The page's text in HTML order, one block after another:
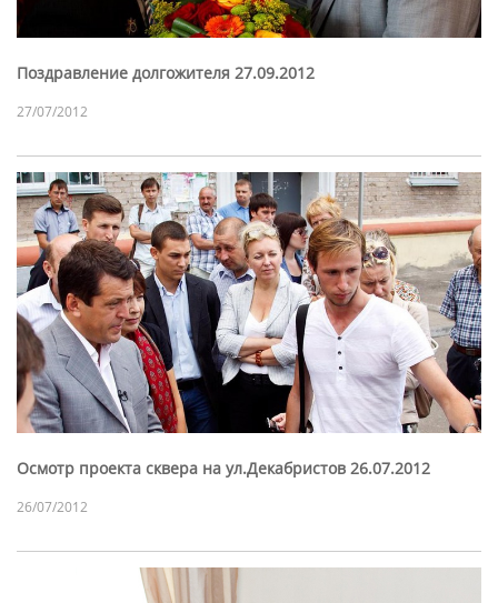
Поздравление долгожителя 27.09.2012
27/07/2012
Осмотр проекта сквера на ул.Декабристов 26.07.2012
26/07/2012